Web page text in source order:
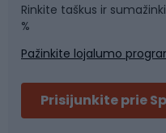
Rinkite taškus ir
%
Pažinkite lojalumo
Prisijunkite prie